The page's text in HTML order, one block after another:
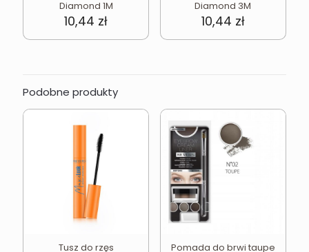
Diamond 1M
10,44 zł
Diamond 3M
10,44 zł
Podobne produkty
Tusz do rzęs
Pomada do brwi taupe